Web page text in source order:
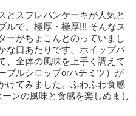
とスフレパンケーキが人気と
ルで。極厚・極厚!!! そんなス
ーがちょこんとのっていまし
な口あたりです。ホイップバ
、全体の風味を上手く調えて
プルシロップorハチミツ）が
けてみました。ふわふわ食感
ンの風味と食感を楽しめまし